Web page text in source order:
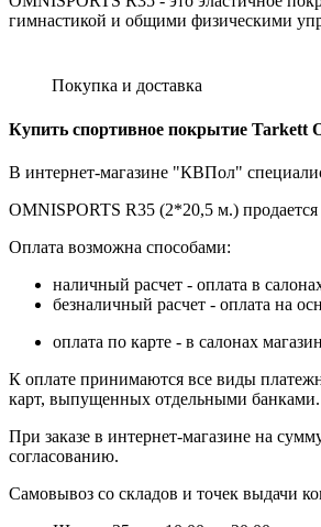
гимнастикой и общими физическими
Покупка и доставка
Купить спортивное покрытие Tarkett
В интернет-магазине "КВПол"
OMNISPORTS R35 (2*20,5 м.)
Оплата возможна способами:
наличный расчет - оплата в
безналичный расчет - оплата на
оплата по карте - в салонах
К оплате принимаются все виды
карт, выпущенных отдельными банками.
При заказе в интернет-магазине на
согласованию.
Самовывоз со складов и точек выдачи